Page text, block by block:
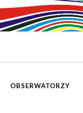
OBSERWATORZY